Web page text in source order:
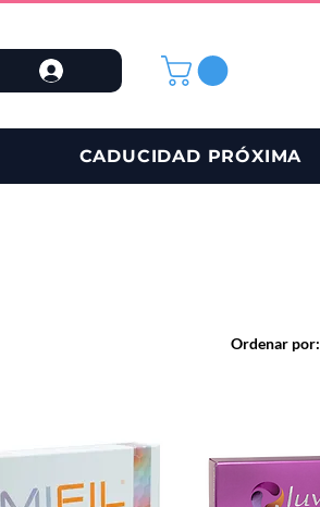
CADUCIDAD PRÓXIMA
Ordenar por: